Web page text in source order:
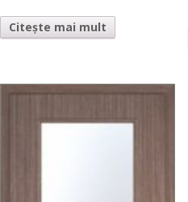
Citește mai mult